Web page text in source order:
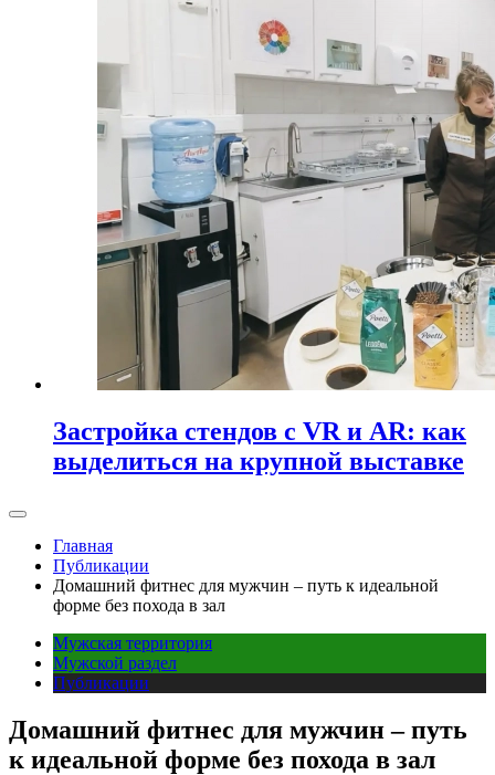
Застройка стендов с VR и AR: как
выделиться на крупной выставке
Главная
Публикации
Домашний фитнес для мужчин – путь к идеальной
форме без похода в зал
Мужская территория
Мужской раздел
Публикации
Домашний фитнес для мужчин – путь
к идеальной форме без похода в зал